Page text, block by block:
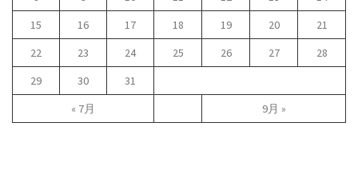
« 7月 9月 »
15
16 17 18 19 20
21
22
23 24 25 26 27
28
29
30 31